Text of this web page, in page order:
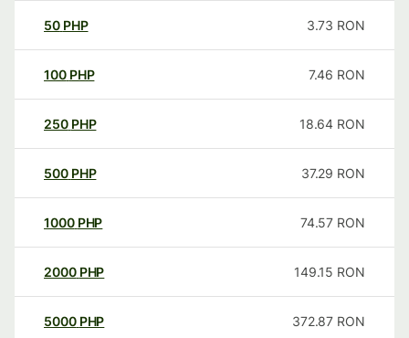
50 PHP 3.73 RON
100 PHP 7.46 RON
250 PHP 18.64 RON
500 PHP 37.29 RON
1000 PHP 74.57 RON
2000 PHP 149.15 RON
5000 PHP 372.87 RON